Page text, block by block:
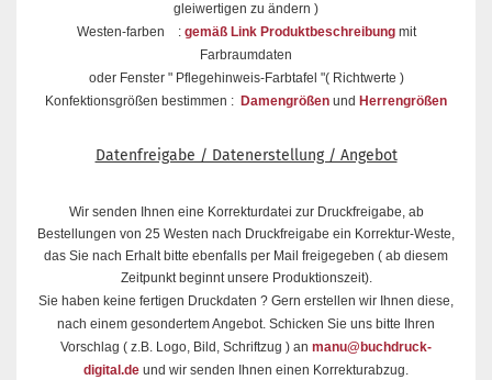
gleiwertigen zu ändern )
Westen-farben : gemäß Link Produktbeschreibungmit
Farbraumdaten
oder Fenster " Pflegehinweis-Farbtafel "( Richtwerte )
Konfektionsgrößen bestimmen : Damengrößen und Herrengrößen
Datenfreigabe / Datenerstellung / Angebot
Wir senden Ihnen eine Korrekturdatei zur Druckfreigabe, ab
Bestellungen von 25 Westen nach Druckfreigabe ein Korrektur-Weste,
das Sie nach Erhalt bitte ebenfalls per Mail freigegeben ( ab diesem
Zeitpunkt beginnt unsere Produktionszeit).
Sie haben keine fertigen Druckdaten ? Gern erstellen wir Ihnen diese,
nach einem gesondertem Angebot. Schicken Sie uns bitte Ihren
Vorschlag ( z.B. Logo, Bild, Schriftzug ) an manu@buchdruck-
digital.de und wir senden Ihnen einen Korrekturabzug.